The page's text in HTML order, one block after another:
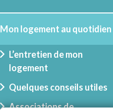
Mon logement au quotidien
L’entretien de mon
logement
Quelques conseils utiles
Associations de